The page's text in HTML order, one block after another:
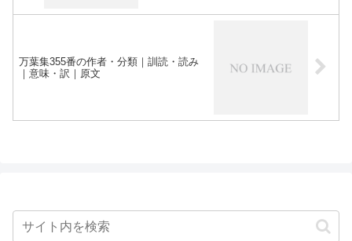
万葉集355番の作者・分類｜訓読・読み
｜意味・訳｜原文